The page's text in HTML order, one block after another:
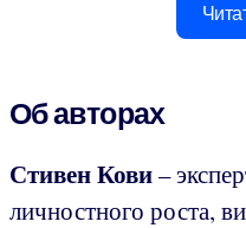
Об авторах
Стивен Кови–
личностного роста,